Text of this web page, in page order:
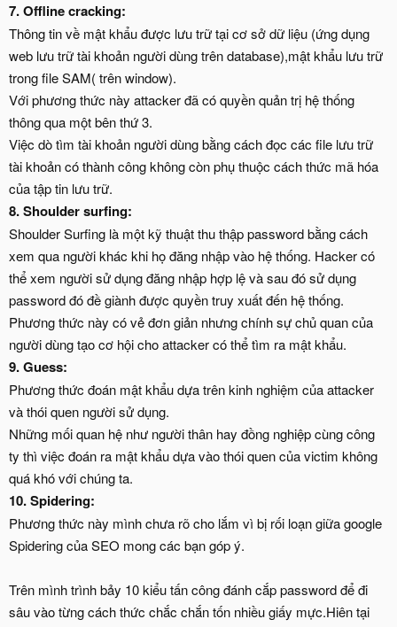
7. Offline cracking:
Thông tin về mật khẩu được lưu trữ tại cơ sở dữ liệu (ứng dụng
web lưu trữ tài khoản người dùng trên database),mật khẩu lưu trữ
trong file SAM( trên window).
Với phương thức này attacker đã có quyền quản trị hệ thống
thông qua một bên thứ 3.
Việc dò tìm tài khoản người dùng bằng cách đọc các file lưu trữ
tài khoản có thành công không còn phụ thuộc cách thức mã hóa
của tập tin lưu trữ.
8. Shoulder surfing:
Shoulder Surfing là một kỹ thuật thu thập password bằng cách
xem qua người khác khi họ đăng nhập vào hệ thống. Hacker có
thể xem người sử dụng đăng nhập hợp lệ và sau đó sử dụng
password đó đề giành được quyền truy xuất đến hệ thống.
Phương thức này có vẻ đơn giản nhưng chính sự chủ quan của
người dùng tạo cơ hội cho attacker có thể tìm ra mật khẩu.
9. Guess:
Phương thức đoán mật khẩu dựa trên kinh nghiệm của attacker
và thói quen người sử dụng.
Những mối quan hệ như người thân hay đồng nghiệp cùng công
ty thì việc đoán ra mật khẩu dựa vào thói quen của victim không
quá khó với chúng ta.
10. Spidering:
Phương thức này mình chưa rõ cho lắm vì bị rối loạn giữa google
Spidering của SEO mong các bạn góp ý.
Trên mình trình bảy 10 kiểu tấn công đánh cắp password để đi
sâu vào từng cách thức chắc chắn tốn nhiều giấy mực.Hiên tại